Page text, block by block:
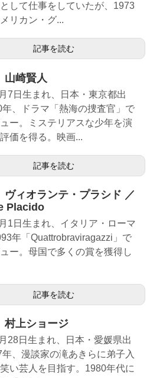
して仕事をしていたが、1973
リカン・グ...
記事を読む
山崎賢人
7日生まれ、日本・東京都出
、ドラマ「熱海の捜査官」で
ー。ミステリアスな少年を演
価を得る。映画...
記事を読む
ヴィオランテ・プラシド ／
Placido
1日生まれ、イタリア・ローマ
年「Quattrobraviragazzi」で
ー。母国で多くの賞を獲得し
記事を読む
村上ショージ
28日生まれ、日本・愛媛県出
、漫談家の滝あきらに弟子入
い芸人を目指す。1980年代に